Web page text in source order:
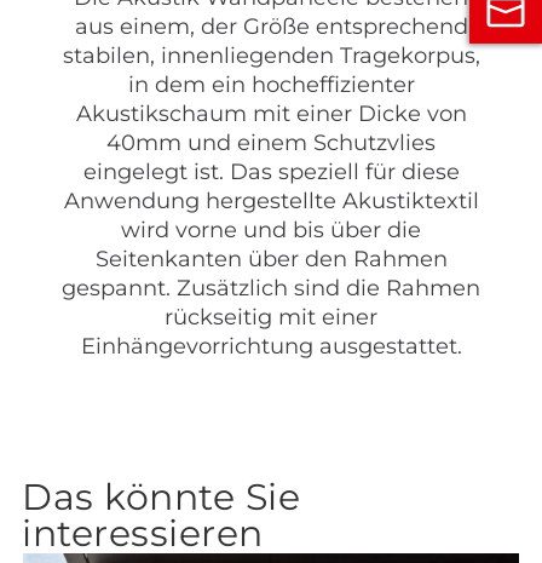
aus einem, der Größe entsprechend
stabilen, innenliegenden Tragekorpus,
in dem ein hocheffizienter
Akustikschaum mit einer Dicke von
40mm und einem Schutzvlies
eingelegt ist. Das speziell für diese
Anwendung hergestellte Akustiktextil
wird vorne und bis über die
Seitenkanten über den Rahmen
gespannt. Zusätzlich sind die Rahmen
rückseitig mit einer
Einhängevorrichtung ausgestattet.
Das könnte Sie
interessieren